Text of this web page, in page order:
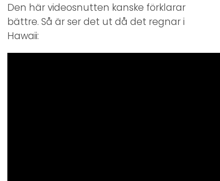
Den här videosnutten kanske förklarar
bättre. Så är ser det ut då det regnar i
Hawaii: